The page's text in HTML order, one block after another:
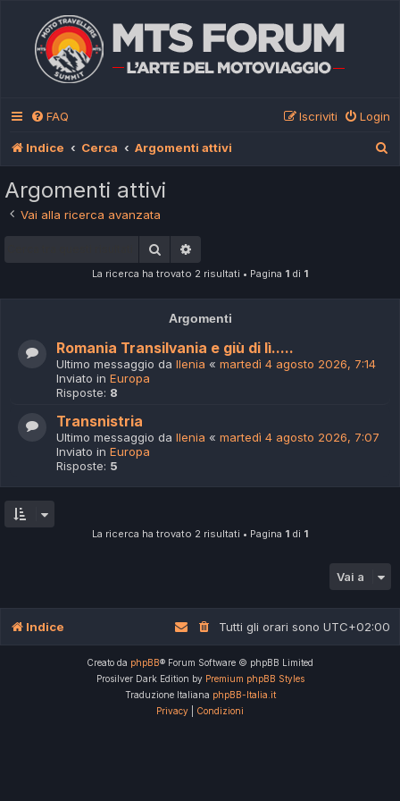
FAQ Login
Iscriviti
Indice Cerca Argomenti attivi
Argomenti attivi
Vai alla ricerca avanzata
Cerca
La ricerca ha trovato 2 risultati • Pagina 1 di 1
Argomenti
Romania Transilvania e giù di lì.....
Ultimo messaggio da Ilenia « martedì 4 agosto 2026, 7:14
Inviato in Europa
Risposte: 8
Transnistria
Ultimo messaggio da Ilenia « martedì 4 agosto 2026, 7:07
Inviato in Europa
Risposte: 5
La ricerca ha trovato 2 risultati • Pagina 1 di 1
Vai a
Indice Tutti gli orari sono UTC+02:00
Creato da phpBB® Forum Software © phpBB Limited
Prosilver Dark Edition by Premium phpBB Styles
Traduzione Italiana phpBB-Italia.it
Privacy
Condizioni